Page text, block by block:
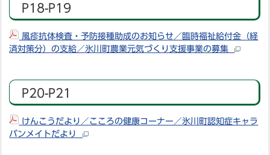
P18-P19
風疹抗体検査・予防接種助成のお知らせ／臨時福祉給付金（経
済対策分）の支給／氷川町農業元気づくり支援事業の募集
P20-P21
けんこうだより／こころの健康コーナー／氷川町認知症キャラ
バンメイトだより